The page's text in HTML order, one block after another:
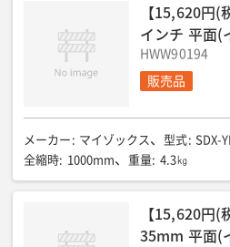
【15,620円
インチ 平面(
HWW90194
販売品
メーカー : マイゾックス 型式: SDX-YL
全縮時: 1000mm 重量: 4.3㎏
【15,620円
35mm 平面(